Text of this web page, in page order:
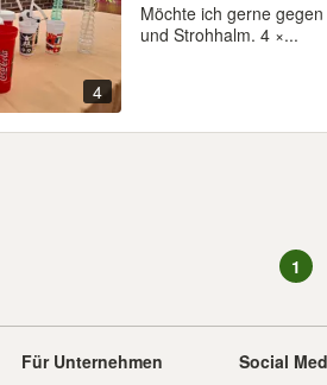
4
Möchte ich gerne
und Strohhalm. 4 ×...
1
Für Unternehmen
Social